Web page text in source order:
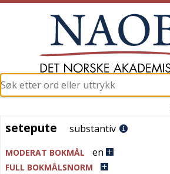
setepute
setepute substantiv
MODERAT BOKMÅL en
FULL BOKMÅLSNORM